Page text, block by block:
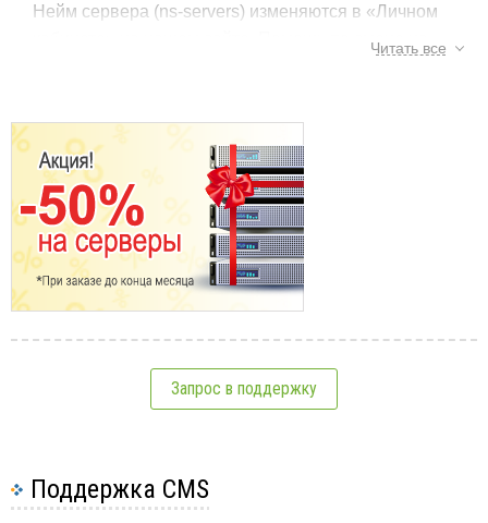
Нейм сервера (ns-servers) изменяются в «Личном
кабинете» на нашем сайте. Помощь по смене нс-
регистрации домена. Если потеряли данные, то
нажмите на ссылку «Забыли пароль?», впишите
свой емейл и система автоматом пришлет доступ
к личному кабинету на контактный емейл.
Или напишите в тех. поддержку и мы вышлем
данные на контактный е-мейл.
Домены
Процедура регистрации доменов
Домен в подарок при оплате хостинга
Кириллические домены
Трансфер доменов 4
Купил домен. Как использовать доменное имя на
другом хостинге
Читать все
Запрос в поддержку
Поддержка CMS